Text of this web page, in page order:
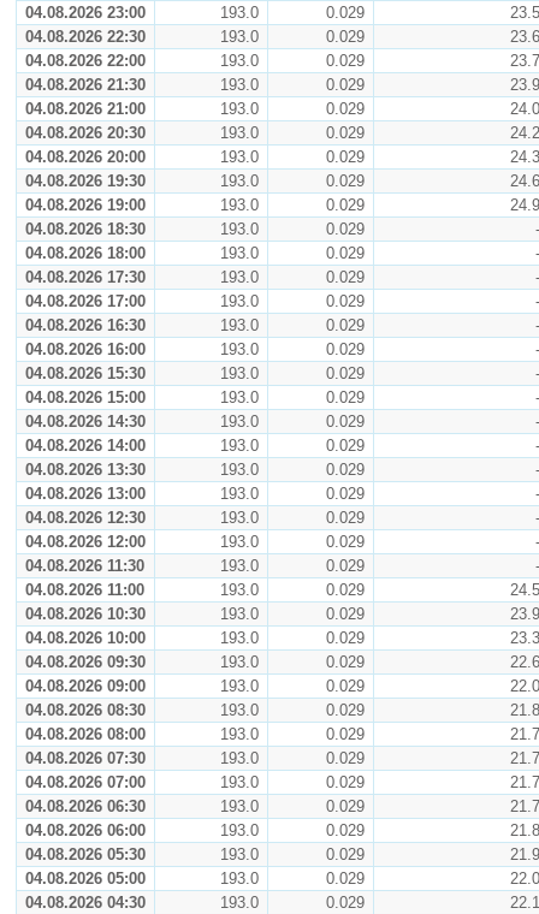
04.08.2026 23:00
193.0 0.029
23.5
04.08.2026 22:30
193.0 0.029
23.6
04.08.2026 22:00
193.0 0.029
23.7
04.08.2026 21:30
193.0 0.029
23.9
04.08.2026 21:00
193.0 0.029
24.0
04.08.2026 20:30
193.0 0.029
24.2
04.08.2026 20:00
193.0 0.029
24.3
04.08.2026 19:30
193.0 0.029
24.6
04.08.2026 19:00
193.0 0.029
24.9
04.08.2026 18:30
193.0 0.029
-
04.08.2026 18:00
193.0 0.029
-
04.08.2026 17:30
193.0 0.029
-
04.08.2026 17:00
193.0 0.029
-
04.08.2026 16:30
193.0 0.029
-
04.08.2026 16:00
193.0 0.029
-
04.08.2026 15:30
193.0 0.029
-
04.08.2026 15:00
193.0 0.029
-
04.08.2026 14:30
193.0 0.029
-
04.08.2026 14:00
193.0 0.029
-
04.08.2026 13:30
193.0 0.029
-
04.08.2026 13:00
193.0 0.029
-
04.08.2026 12:30
193.0 0.029
-
04.08.2026 12:00
193.0 0.029
-
04.08.2026 11:30
193.0 0.029
-
04.08.2026 11:00
193.0 0.029
24.5
04.08.2026 10:30
193.0 0.029
23.9
04.08.2026 10:00
193.0 0.029
23.3
04.08.2026 09:30
193.0 0.029
22.6
04.08.2026 09:00
193.0 0.029
22.0
04.08.2026 08:30
193.0 0.029
21.8
04.08.2026 08:00
193.0 0.029
21.7
04.08.2026 07:30
193.0 0.029
21.7
04.08.2026 07:00
193.0 0.029
21.7
04.08.2026 06:30
193.0 0.029
21.7
04.08.2026 06:00
193.0 0.029
21.8
04.08.2026 05:30
193.0 0.029
21.9
04.08.2026 05:00
193.0 0.029
22.0
04.08.2026 04:30
193.0 0.029
22.1